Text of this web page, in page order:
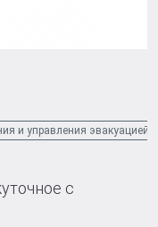
и управления эвакуацией
c